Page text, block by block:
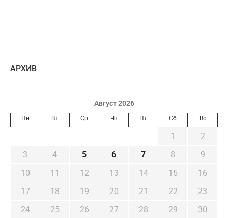
AРХИВ
Август 2026
Пн Вт Ср Чт Пт Сб Вс
1
2
3
4 5 6 7 8
9
10
11 12 13 14 15
16
17
18 19 20 21 22
23
24
25 26 27 28 29
30